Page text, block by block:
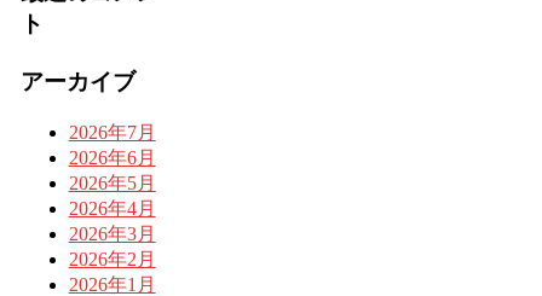
ト
アーカイブ
2026年7月
2026年6月
2026年5月
2026年4月
2026年3月
2026年2月
2026年1月